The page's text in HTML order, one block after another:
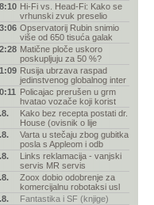
Hi-Fi vs. Head-Fi: Kako se
vrhunski zvuk preselio
Opservatorij Rubin snimio
više od 650 tisuća galak
Matične ploče uskoro
poskupljuju za 50 %?
Rusija ubrzava raspad
jedinstvenog globalnog inter
Policajac prerušen u grm
hvatao vozače koji korist
Kako bez recepta postati dr.
House (ovisnik o lije
Varta u stečaju zbog gubitka
posla s Appleom i odb
Links reklamacija - vanjski
servis MR servis
Zoox dobio odobrenje za
komercijalnu robotaksi usl
Fantastika i SF (knjige)